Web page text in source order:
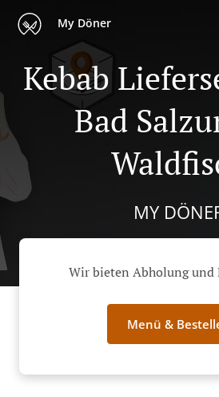
My Döner
Kebab
Bad
MY
Wir bieten Abholung und
Menü &